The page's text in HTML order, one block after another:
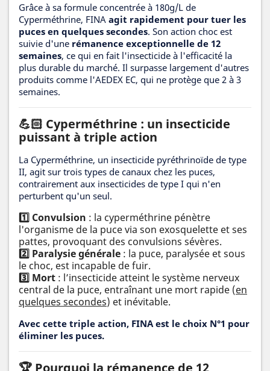
Grâce à sa formule concentrée à 180g/L de
Cyperméthrine, FINA agit rapidement pour tuer les
puces en quelques secondes. Son action choc est
suivie d'une rémanence exceptionnelle de 12
semaines, ce qui en fait l'insecticide à l'efficacité la
plus durable du marché. Il surpasse largement d'autres
produits comme l'AEDEX EC, qui ne protège que 2 à 3
semaines.
💪🏻 Cyperméthrine : un insecticide
puissant à triple action
La Cyperméthrine, un insecticide pyréthrinoïde de type
II, agit sur trois types de canaux chez les puces,
contrairement aux insecticides de type I qui n'en
perturbent qu'un seul.
1️⃣ Convulsion : la cyperméthrine pénètre
l'organisme de la puce via son exosquelette et ses
pattes, provoquant des convulsions sévères.
2️⃣ Paralysie générale : la puce, paralysée et sous
le choc, est incapable de fuir.
3️⃣ Mort : l’insecticide atteint le système nerveux
central de la puce, entraînant une mort rapide (en
quelques secondes) et inévitable.
Avec cette triple action, FINA est le choix N°1 pour
éliminer les puces.
🏆 Pourquoi la rémanence de 12